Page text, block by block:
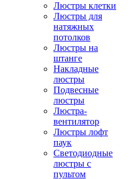
Люстры клетки
Люстры для
натяжных
потолков
Люстры на
штанге
Накладные
люстры
Подвесные
люстры
Люстра-
вентилятор
Люстры лофт
паук
Светодиодные
люстры с
пультом